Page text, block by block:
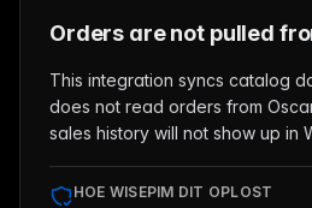
Orders are not pulled
This integration syncs catalog
does not read orders from
sales history will not show up in
HOE WISEPIM DIT OPLOST